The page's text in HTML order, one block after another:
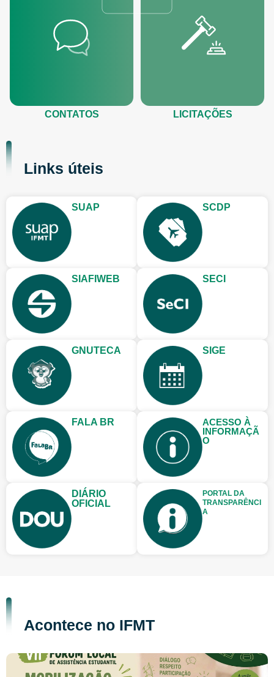
CONTATOS LICITAÇÕES
Links úteis
SUAP SCDP
SIAFIWEB SECI
GNUTECA SIGE
FALA BR
ACESSO À
INFORMAÇÃ
O
DIÁRIO
OFICIAL
PORTAL DA
TRANSPARÊNCI
A
Acontece no IFMT